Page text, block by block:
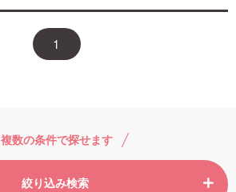
1
複数の条件で探せます
絞り込み検索